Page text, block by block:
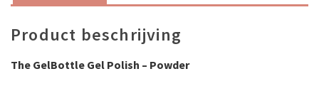
Product beschrijving
The GelBottle Gel Polish – Powder